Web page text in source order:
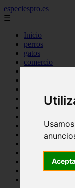
especiespro.es
☰
Inicio
perros
gatos
comercio
tenencia
mantenimiento
bienestar
peque os mam
verano